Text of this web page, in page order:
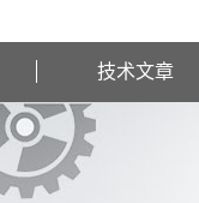
技术文章